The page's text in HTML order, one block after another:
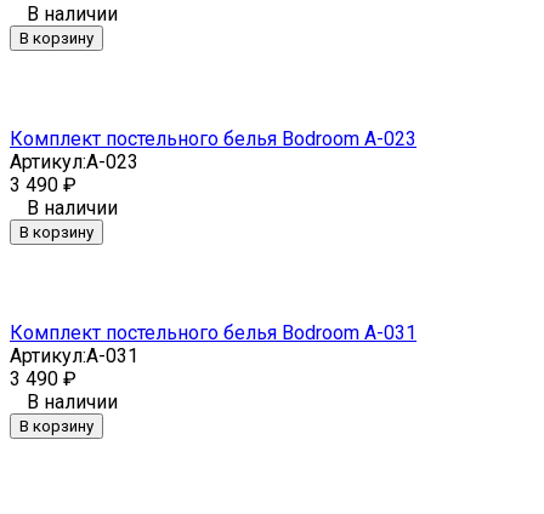
В наличии
В корзину
Комплект постельного белья Bodroom A-023
Артикул:A-023
3 490 ₽
В наличии
В корзину
Комплект постельного белья Bodroom A-031
Артикул:A-031
3 490 ₽
В наличии
В корзину